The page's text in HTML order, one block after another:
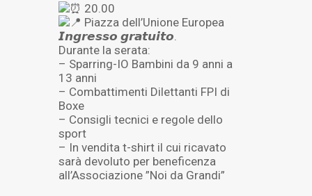
20.00
Piazza dell’Unione Europea
𝙄𝙣𝙜𝙧𝙚𝙨𝙨𝙤 𝙜𝙧𝙖𝙩𝙪𝙞𝙩𝙤.
Durante la serata:
– Sparring-IO Bambini da 9 anni a
13 anni
– Combattimenti Dilettanti FPI di
Boxe
– Consigli tecnici e regole dello
sport
– In vendita t-shirt il cui ricavato
sarà devoluto per beneficenza
all’Associazione ”Noi da Grandi”